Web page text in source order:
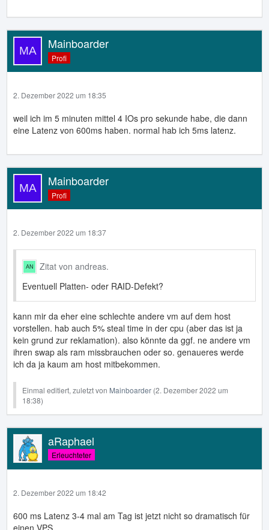
Mainboarder
Profi
2. Dezember 2022 um 18:35
weil ich im 5 minuten mittel 4 IOs pro sekunde habe, die dann
eine Latenz von 600ms haben. normal hab ich 5ms latenz.
Mainboarder
Profi
2. Dezember 2022 um 18:37
Zitat von andreas.
Eventuell Platten- oder RAID-Defekt?
kann mir da eher eine schlechte andere vm auf dem host
vorstellen. hab auch 5% steal time in der cpu (aber das ist ja
kein grund zur reklamation). also könnte da ggf. ne andere vm
ihren swap als ram missbrauchen oder so. genaueres werde
ich da ja kaum am host mitbekommen.
Einmal editiert, zuletzt von Mainboarder (2. Dezember 2022 um
18:38)
aRaphael
Erleuchteter
2. Dezember 2022 um 18:42
600 ms Latenz 3-4 mal am Tag ist jetzt nicht so dramatisch für
einen VPS.